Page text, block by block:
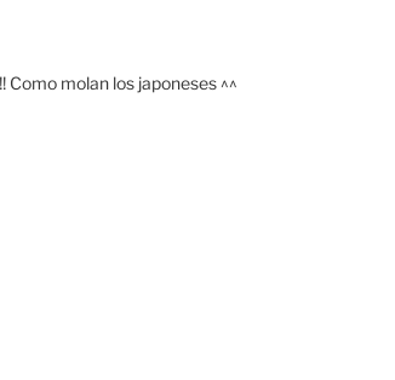
Como molan los japoneses ^^